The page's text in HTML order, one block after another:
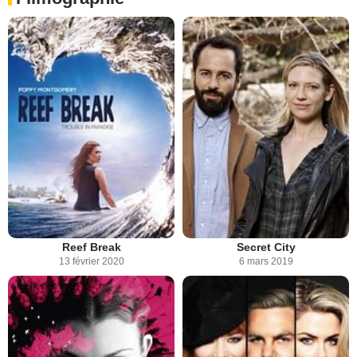
Reef Break
13 février 2020
Secret City
6 mars 2019